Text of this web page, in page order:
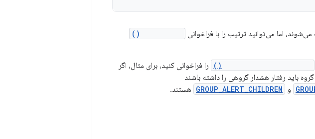
اما می‌توانید ترتیب را با فراخوانی
را فراخوانی کنید، برای مثال، اگر
باید رفتار هشدار گروهی را داشته باشند
و GROUP_ALERT_CHILDREN هستند.